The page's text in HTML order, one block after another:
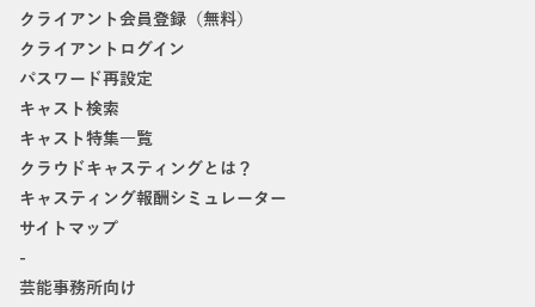
クライアント会員登録（無料）
クライアントログイン
パスワード再設定
キャスト検索
キャスト特集一覧
クラウドキャスティングとは？
キャスティング報酬シミュレーター
サイトマップ
-
芸能事務所向け